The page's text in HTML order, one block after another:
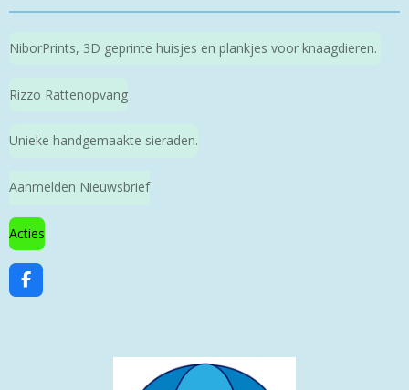
NiborPrints, 3D geprinte huisjes en plankjes voor knaagdieren.
Rizzo Rattenopvang
Unieke handgemaakte sieraden.
Aanmelden Nieuwsbrief
Acties
F
a